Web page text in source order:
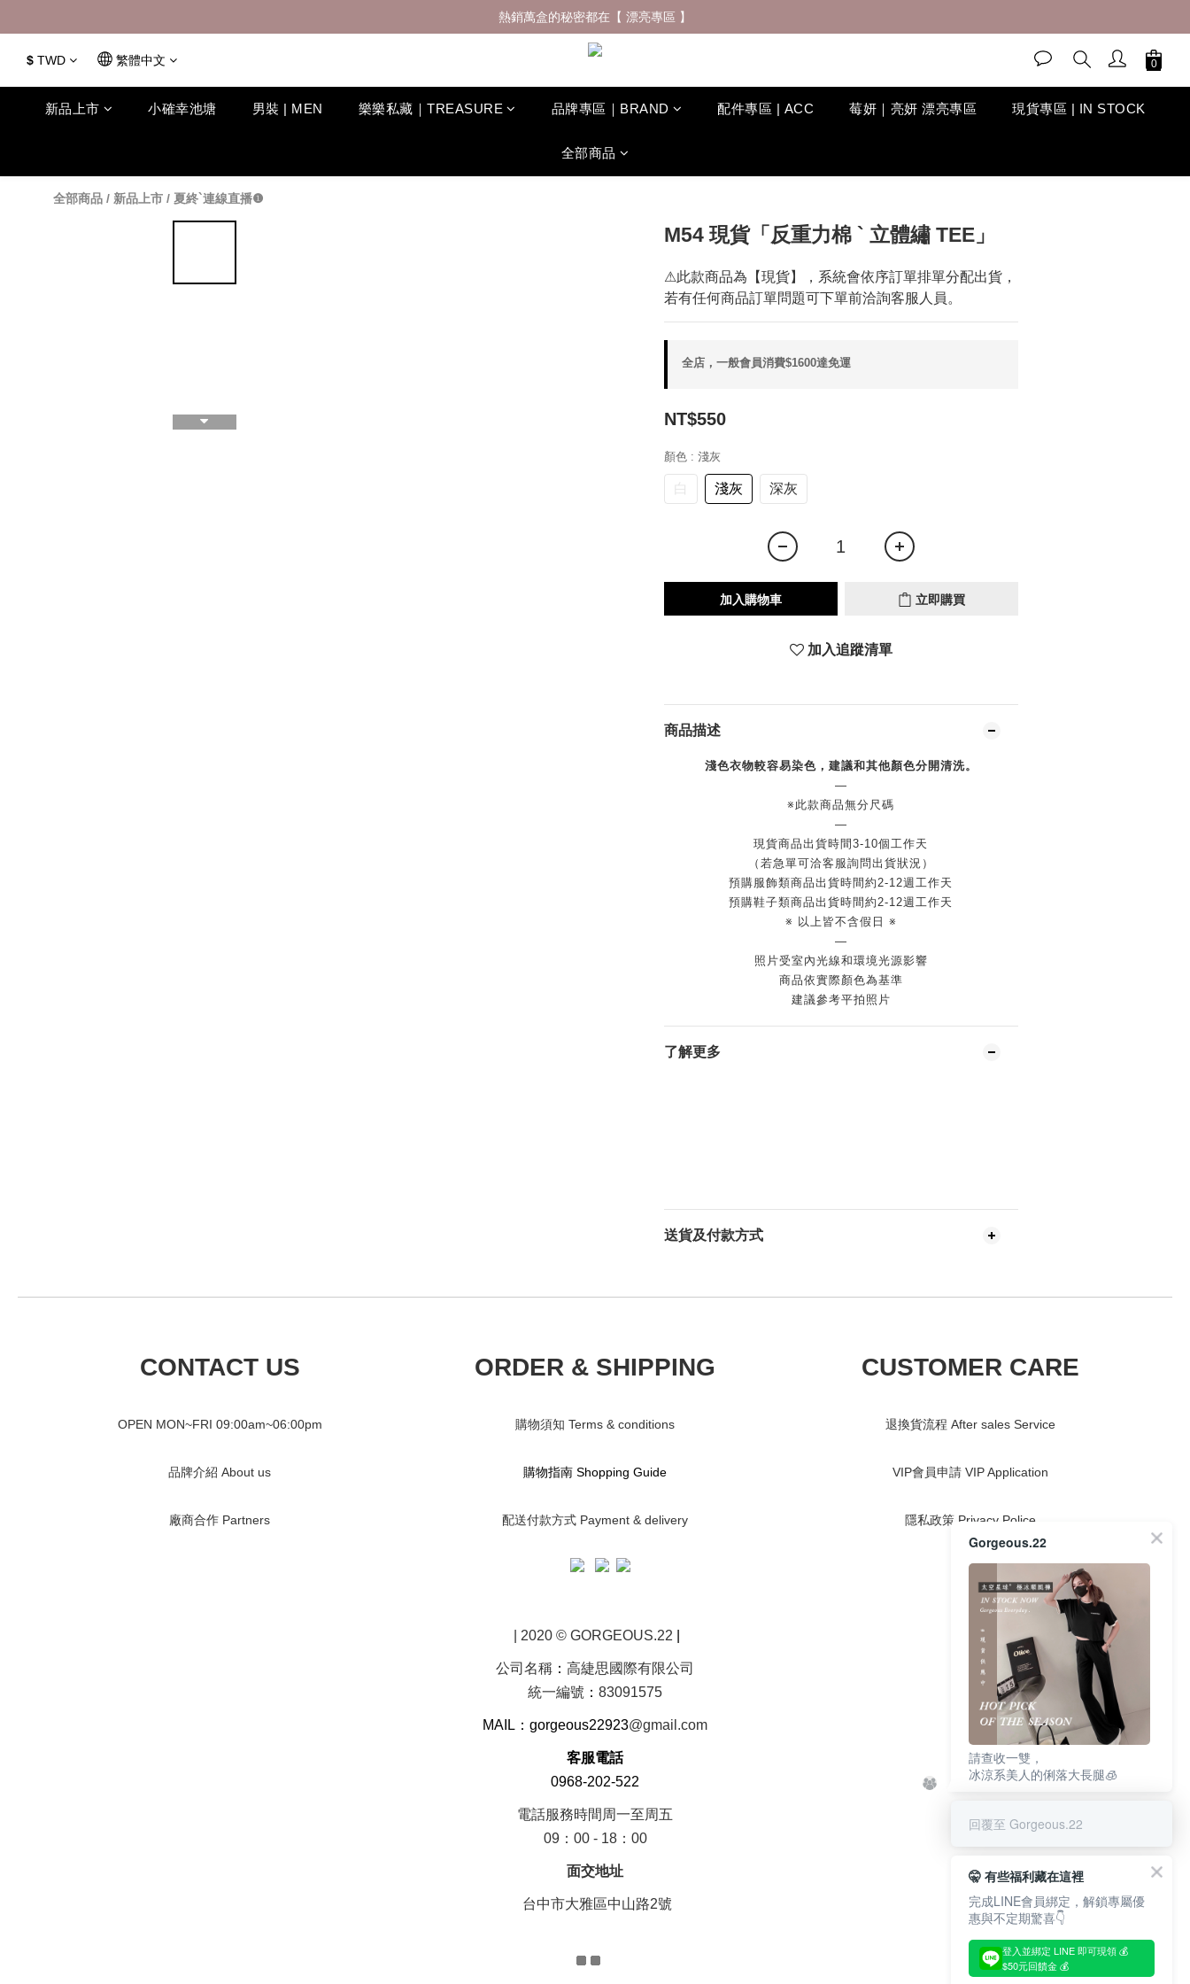
什麼材質穿了會一直想回購 ? 夏日防曬體驗再升級✨
熱銷萬盒的秘密都在【 漂亮專區 】
什麼材質穿了會一直想回購 ? 夏日防曬體驗再升級✨
$ TWD 繁體中文
新品上市 小確幸池塘 男裝 | MEN 樂樂私藏｜TREASURE 品牌專區｜BRAND 配件專區 | ACC 莓妍｜亮妍 漂亮專區 現貨專區 | IN STOCK
全部商品
全部商品 / 新品上市 / 夏終`連線直播❶
M54 現貨「反重⼒棉 ` ⽴體繡 TEE」
⚠此款商品為【現貨】，系統會依序訂單排單分配出貨，
若有任何商品訂單問題可下單前洽詢客服人員。
全店，一般會員消費$1600達免運
NT$550
顏色 : 淺灰
白 淺灰 深灰
加入購物車 立即購買
加入追蹤清單
商品描述
淺色衣物較容易染色，建議和其他顏色分開清洗。
—
※此款商品無分尺碼
—
現貨商品出貨時間3-10個工作天
（若急單可洽客服詢問出貨狀況）
預購服飾類商品出貨時間約2-12週工作天
預購鞋子類商品出貨時間約2-12週工作天
※ 以上皆不含假日 ※
—
照片受室內光線和環境光源影響
商品依實際顏色為基準
建議參考平拍照片
了解更多
送貨及付款方式
CONTACT US
OPEN MON~FRI 09:00am~06:00pm
品牌介紹 About us
廠商合作 Partners
ORDER & SHIPPING
購物須知 Terms & conditions
購物指南 Shopping Guide
配送付款方式 Payment & delivery
CUSTOMER CARE
退換貨流程 After sales Service
VIP會員申請 VIP Application
隱私政策 Privacy Police
| 2020 © GORGEOUS.22
公司名稱 ： 高緁思國際有限公司
統一編號 ： 83091575
MAIL：gorgeous22923@gmail.com
客服電話
0968-202-522
電話服務時間周一至周五
09：00 - 18：00
面交地址
台中市大雅區中山路2號
Gorgeous.22
請查收一雙，
冰涼系美人的俐落大長腿🧊
回覆至 Gorgeous.22
🤫 有些福利藏在這裡
完成LINE會員綁定，解鎖專屬優
惠與不定期驚喜👇
登入並綁定 LINE 即可現領 💰
$50元回饋金 💰